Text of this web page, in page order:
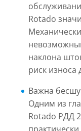
Rotado
наклона
риск износа
Важна
Одним из
Rotado РДД